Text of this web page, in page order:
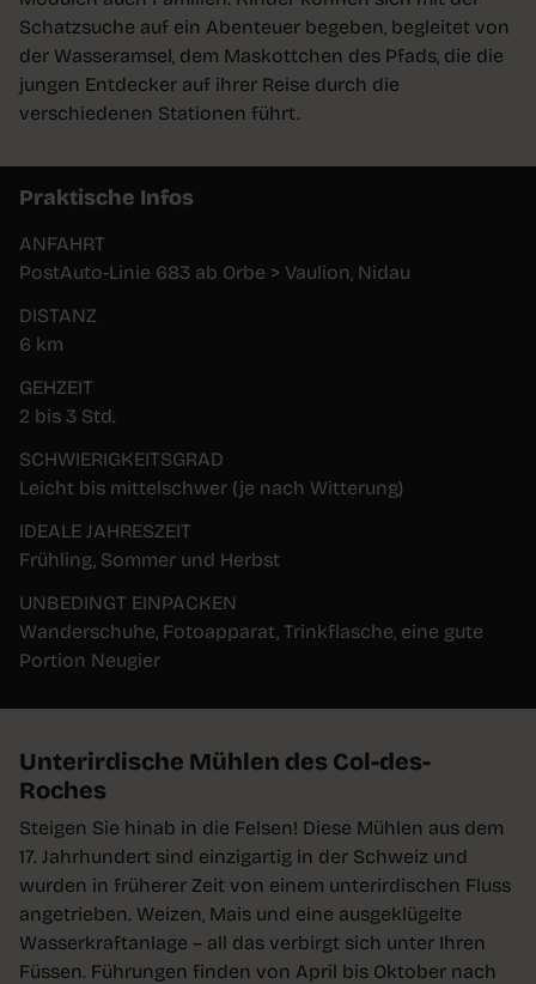
Schatzsuche auf ein Abenteuer begeben, begleitet von
der Wasseramsel, dem Maskottchen des Pfads, die die
jungen Entdecker auf ihrer Reise durch die
verschiedenen Stationen führt.
Praktische Infos
ANFAHRT
PostAuto-Linie 683 ab Orbe > Vaulion, Nidau
DISTANZ
6 km
GEHZEIT
2 bis 3 Std.
SCHWIERIGKEITSGRAD
Leicht bis mittelschwer (je nach Witterung)
IDEALE JAHRESZEIT
Frühling, Sommer und Herbst
UNBEDINGT EINPACKEN
Wanderschuhe, Fotoapparat, Trinkflasche, eine gute
Portion Neugier
Unterirdische Mühlen des Col-des-
Roches
Steigen Sie hinab in die Felsen! Diese Mühlen aus dem
17. Jahrhundert sind einzigartig in der Schweiz und
wurden in früherer Zeit von einem unterirdischen Fluss
angetrieben. Weizen, Mais und eine ausgeklügelte
Wasserkraftanlage – all das verbirgt sich unter Ihren
Füssen. Führungen finden von April bis Oktober nach